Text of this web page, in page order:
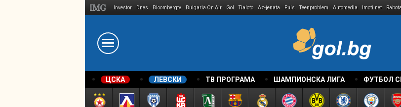
Investor Dnes Bloombergtv Bulgaria On Air Gol Tialoto Az-jenata Puls Teenproblem Automedia Imoti.net
ЦСКА ЛЕВСКИ ТВ ПРОГРАМА ШАМПИОНСКА ЛИГА ФУТБОЛ